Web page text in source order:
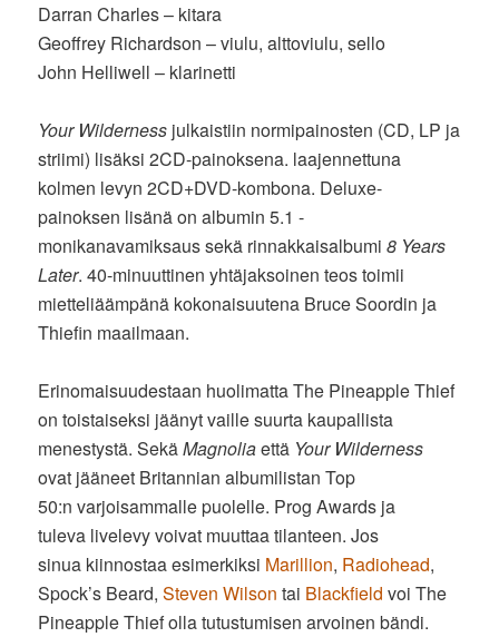
Darran Charles – kitara
Geoffrey Richardson – viulu, alttoviulu, sello
John Helliwell – klarinetti
Your Wilderness julkaistiin normipainosten (CD, LP ja
striimi) lisäksi 2CD-painoksena. laajennettuna
kolmen levyn 2CD+DVD-kombona. Deluxe-
painoksen lisänä on albumin 5.1 -
monikanavamiksaus sekä rinnakkaisalbumi8 Years
Later. 40-minuuttinen yhtäjaksoinen teos toimii
mietteliäämpänä kokonaisuutena Bruce Soordin ja
Thiefin maailmaan.
Erinomaisuudestaan huolimatta The Pineapple Thief
on toistaiseksi jäänyt vaille suurta kaupallista
menestystä. SekäMagnoliaettä Your Wilderness
ovat jääneet Britannian albumilistan Top
50:n varjoisammalle puolelle. Prog Awards ja
tuleva livelevy voivat muuttaa tilanteen. Jos
sinua kiinnostaa esimerkiksi Marillion, Radiohead,
Spock’s Beard,Steven Wilson tai Blackfield voi The
Pineapple Thief olla tutustumisen arvoinen bändi.